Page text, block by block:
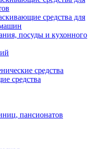
средства для
посуды и кухонного
средства
средства
пансионатов